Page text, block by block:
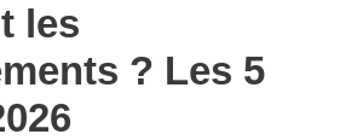
les
? Les 5